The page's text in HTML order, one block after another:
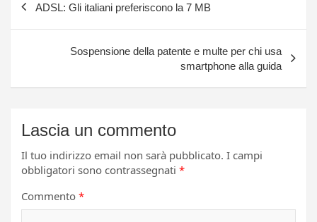
ADSL: Gli italiani preferiscono la 7 MB
Sospensione della patente e multe per chi usa
smartphone alla guida
Lascia un commento
Il tuo indirizzo email non sarà pubblicato. I campi
obbligatori sono contrassegnati *
Commento *